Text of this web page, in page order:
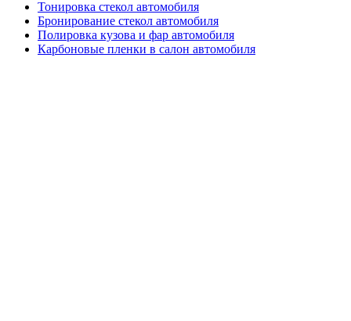
Тонировка стекол автомобиля
Бронирование стекол автомобиля
Полировка кузова и фар автомобиля
Карбоновые пленки в салон автомобиля